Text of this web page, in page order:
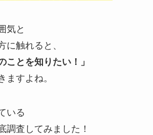
気と
に触れると、
ことを知りたい！」
ますよね。
いる
調査してみました！